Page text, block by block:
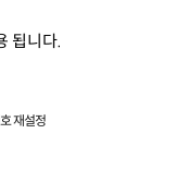
됩니다.
재설정